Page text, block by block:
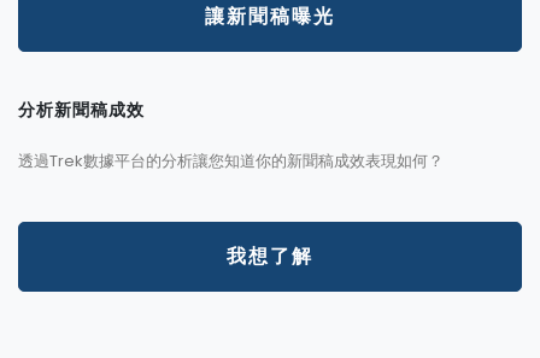
讓新聞稿曝光
分析新聞稿成效
透過Trek數據平台的分析讓您知道你的新聞稿成效表現如何？
我想了解